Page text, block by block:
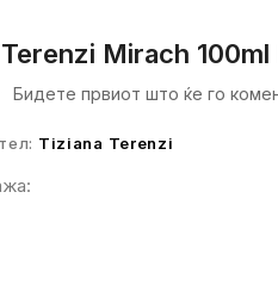
Mirach
Бидете првиот што ќе го
Tiziana Terenzi